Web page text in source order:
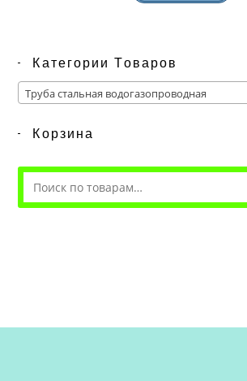
Категории Товаров
Труба стальная водогазопроводная
Корзина